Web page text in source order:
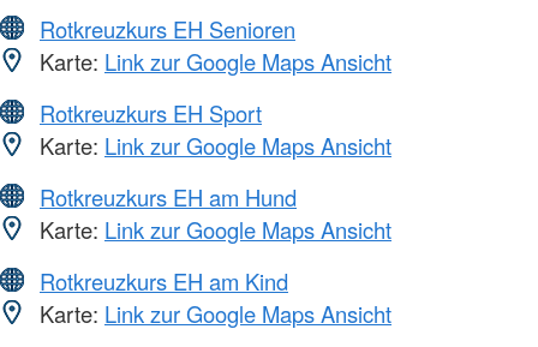
Rotkreuzkurs EH Senioren
Karte: Link zur Google Maps Ansicht
Rotkreuzkurs EH Sport
Karte: Link zur Google Maps Ansicht
Rotkreuzkurs EH am Hund
Karte: Link zur Google Maps Ansicht
Rotkreuzkurs EH am Kind
Karte: Link zur Google Maps Ansicht